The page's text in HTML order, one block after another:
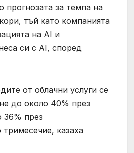
прогнозата за темпа на
тъй като компанията
на AI и
си с AI, според
от облачни услуги се
до около 40% през
36% през
казаха